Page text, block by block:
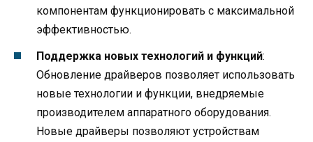
компонентам функционировать с максимальной
эффективностью.
Поддержка новых технологий и функций:
Обновление драйверов позволяет использовать
новые технологии и функции, внедряемые
производителем аппаратного оборудования.
Новые драйверы позволяют устройствам